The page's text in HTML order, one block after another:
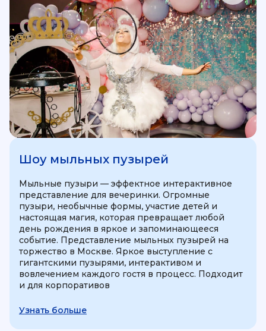
Шоу мыльных пузырей
Мыльные пузыри — эффектное интерактивное
представление для вечеринки. Огромные
пузыри, необычные формы, участие детей и
настоящая магия, которая превращает любой
день рождения в яркое и запоминающееся
событие. Представление мыльных пузырей на
торжество в Москве. Яркое выступление с
гигантскими пузырями, интерактивом и
вовлечением каждого гостя в процесс. Подходит
и для корпоративов
Узнать больше